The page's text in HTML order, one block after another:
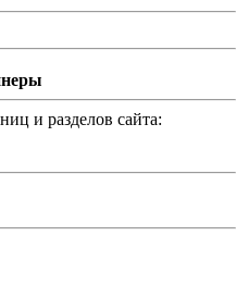
и разделов сайта: